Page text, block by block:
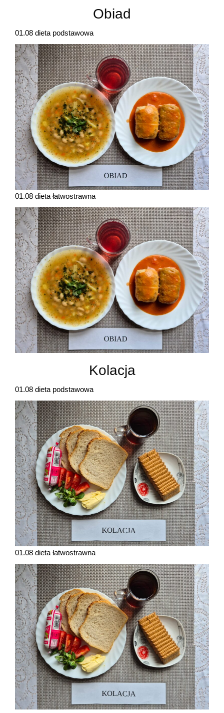
Obiad
01.08 dieta podstawowa
01.08 dieta łatwostrawna
Kolacja
01.08 dieta podstawowa
01.08 dieta łatwostrawna